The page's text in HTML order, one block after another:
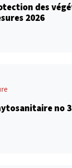
des
2026
no 3